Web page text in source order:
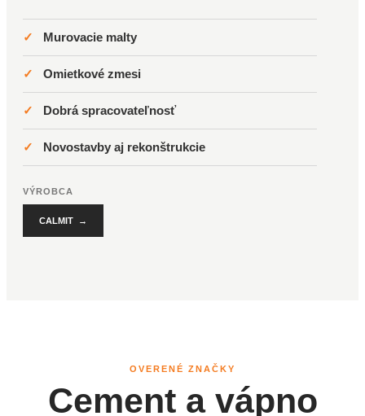
✓ Murovacie malty
✓ Omietkové zmesi
✓ Dobrá spracovateľnosť
✓ Novostavby aj rekonštrukcie
VÝROBCA
CALMIT →
OVERENÉ ZNAČKY
Cement a vápno